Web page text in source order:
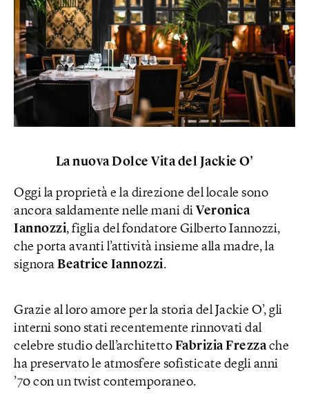
La nuova Dolce Vita del Jackie O’
Oggi la proprietà e la direzione del locale sono
ancora saldamente nelle mani di Veronica
Iannozzi, figlia del fondatore Gilberto Iannozzi,
che porta avanti l’attività insieme alla madre, la
signora Beatrice Iannozzi.
Grazie al loro amore per la storia del Jackie O’, gli
interni sono stati recentemente rinnovati dal
celebre studio dell’architetto Fabrizia Frezzache
ha preservato le atmosfere sofisticate degli anni
’70 con un twist contemporaneo.